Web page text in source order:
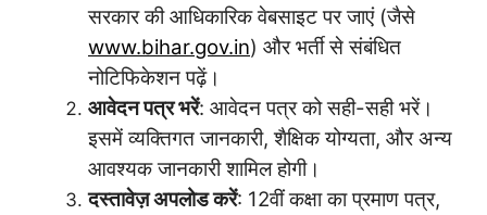
सरकार की आधिकारिक वेबसाइट पर जाएं (जैसे
www.bihar.gov.in) और भर्ती से संबंधित
नोटिफिकेशन पढ़ें।
आवेदन पत्र भरें: आवेदन पत्र को सही-सही भरें।
इसमें व्यक्तिगत जानकारी, शैक्षिक योग्यता, और अन्य
आवश्यक जानकारी शामिल होगी।
दस्तावेज़ अपलोड करें: 12वीं कक्षा का प्रमाण पत्र,